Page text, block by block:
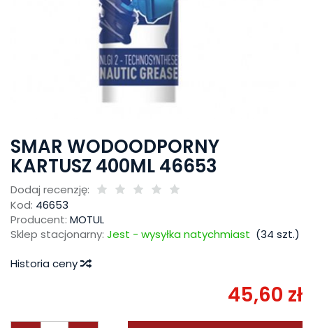
SMAR WODOODPORNY
KARTUSZ 400ML 46653
Dodaj recenzję:
Kod: 46653
Producent: MOTUL
Sklep stacjonarny: Jest - wysyłka natychmiast (34 szt.)
Historia ceny
45,60 zł